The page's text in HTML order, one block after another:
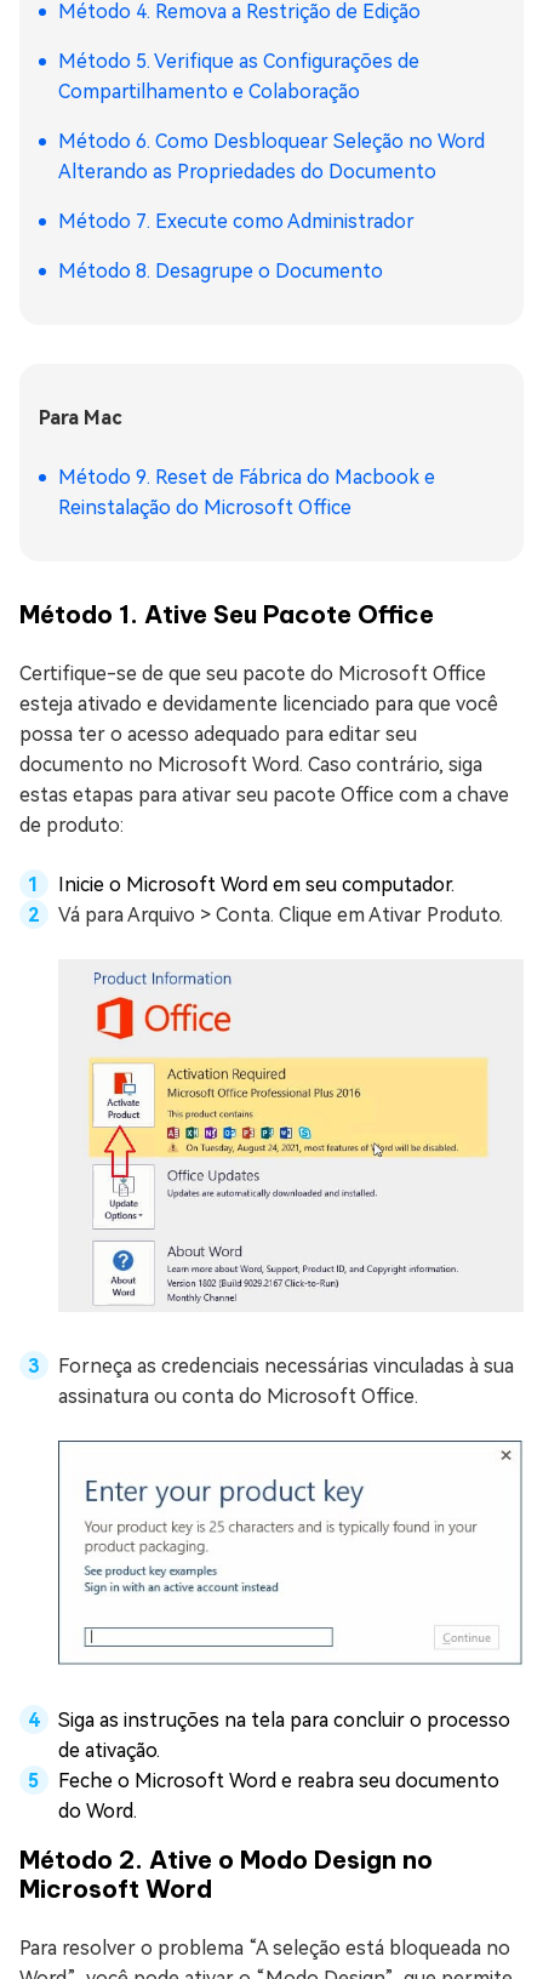
Método 4. Remova a Restrição de Edição
Método 5. Verifique as Configurações de
Compartilhamento e Colaboração
Método 6. Como Desbloquear Seleção no Word
Alterando as Propriedades do Documento
Método 7. Execute como Administrador
Método 8. Desagrupe o Documento
Para Mac
Método 9. Reset de Fábrica do Macbook e
Reinstalação do Microsoft Office
Método 1. Ative Seu Pacote Office
Certifique-se de que seu pacote do Microsoft Office
esteja ativado e devidamente licenciado para que você
possa ter o acesso adequado para editar seu
documento no Microsoft Word. Caso contrário, siga
estas etapas para ativar seu pacote Office com a chave
de produto:
Inicie o Microsoft Word em seu computador.
Vá para Arquivo > Conta. Clique em Ativar Produto.
Forneça as credenciais necessárias vinculadas à sua
assinatura ou conta do Microsoft Office.
Siga as instruções na tela para concluir o processo
de ativação.
Feche o Microsoft Word e reabra seu documento
do Word.
Método 2. Ative o Modo Design no
Microsoft Word
Para resolver o problema “A seleção está bloqueada no